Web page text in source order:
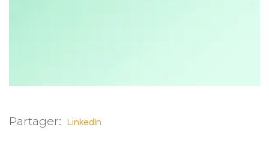
Partager: LinkedIn